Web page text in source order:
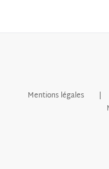
Mentions légales